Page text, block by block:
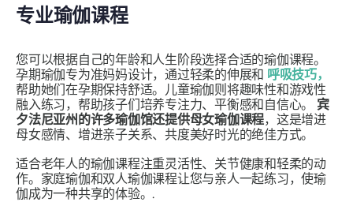
专业瑜伽课程
您可以根据自己的年龄和人生阶段选择合适的瑜伽课程。
孕期瑜伽专为准妈妈设计，通过轻柔的伸展和 呼吸技巧，
帮助她们在孕期保持​​舒适。儿童瑜伽则将趣味性和游戏性
融入练习，帮助孩子们培养专注力、平衡感和自信心。 宾
夕法尼亚州的许多瑜伽馆还提供母女瑜伽课程，这是增进
母女感情、增进亲子关系、共度美好时光的绝佳方式。
适合老年人的瑜伽课程注重灵活性、关节健康和轻柔的动
作。家庭瑜伽和双人瑜伽课程让您与亲人一起练习，使瑜
伽成为一种共享的体验。.